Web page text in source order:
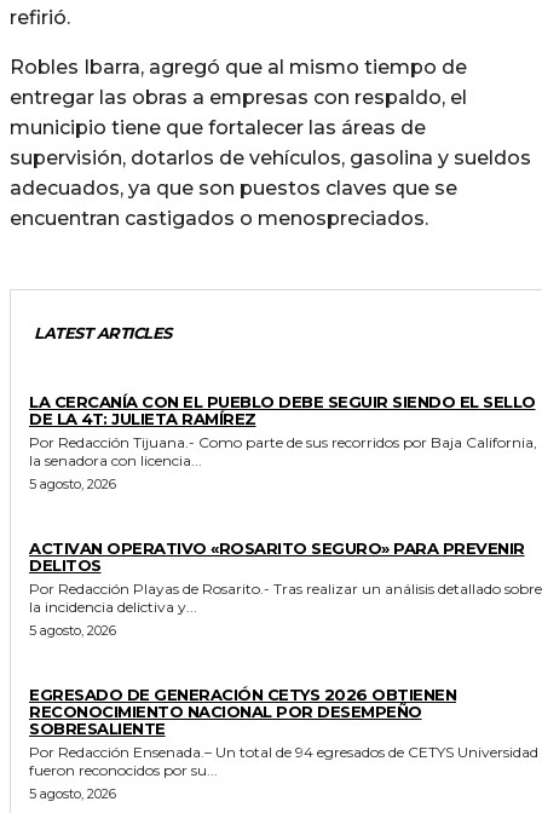
refirió.
Robles Ibarra, agregó que al mismo tiempo de
entregar las obras a empresas con respaldo, el
municipio tiene que fortalecer las áreas de
supervisión, dotarlos de vehículos, gasolina y sueldos
adecuados, ya que son puestos claves que se
encuentran castigados o menospreciados.
LATEST ARTICLES
LA CERCANÍA CON EL PUEBLO DEBE SEGUIR SIENDO EL SELLO
DE LA 4T: JULIETA RAMÍREZ
Por Redacción Tijuana.- Como parte de sus recorridos por Baja California,
la senadora con licencia...
5 agosto, 2026
ACTIVAN OPERATIVO «ROSARITO SEGURO» PARA PREVENIR
DELITOS
Por Redacción Playas de Rosarito.- Tras realizar un análisis detallado sobre
la incidencia delictiva y...
5 agosto, 2026
EGRESADO DE GENERACIÓN CETYS 2026 OBTIENEN
RECONOCIMIENTO NACIONAL POR DESEMPEÑO
SOBRESALIENTE
Por Redacción Ensenada.– Un total de 94 egresados de CETYS Universidad
fueron reconocidos por su...
5 agosto, 2026